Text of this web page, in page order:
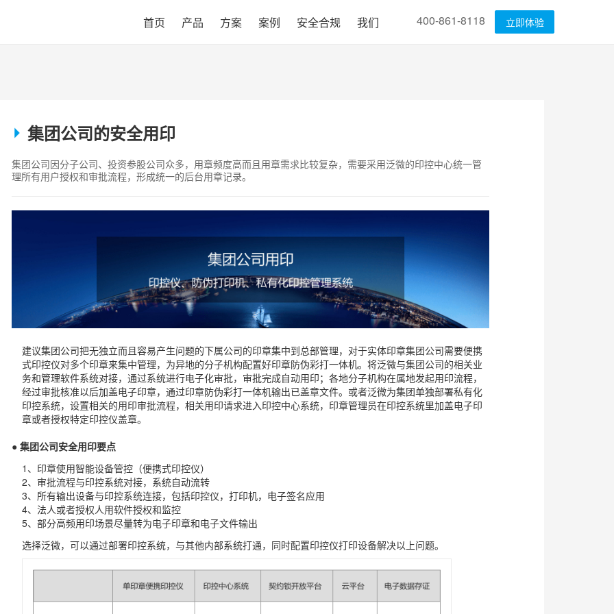
首页 产品 方案 案例 安全合规 我们 400-861-8118 立即体验
集团公司的安全用印
集团公司因分子公司、投资参股公司众多，用章频度高而且用章需求比较复杂，需要采用泛微的印控中心统一管
理所有用户授权和审批流程，形成统一的后台用章记录。
建议集团公司把无独立而且容易产生问题的下属公司的印章集中到总部管理，对于实体印章集团公司需要便携
式印控仪对多个印章来集中管理，为异地的分子机构配置好印章防伪彩打一体机。将泛微与集团公司的相关业
务和管理软件系统对接，通过系统进行电子化审批，审批完成自动用印；各地分子机构在属地发起用印流程，
经过审批核准以后加盖电子印章，通过印章防伪彩打一体机输出已盖章文件。或者泛微为集团单独部署私有化
印控系统，设置相关的用印审批流程，相关用印请求进入印控中心系统，印章管理员在印控系统里加盖电子印
章或者授权特定印控仪盖章。
● 集团公司安全用印要点
1、印章使用智能设备管控（便携式印控仪）
2、审批流程与印控系统对接，系统自动流转
3、所有输出设备与印控系统连接，包括印控仪，打印机，电子签名应用
4、法人或者授权人用软件授权和监控
5、部分高频用印场景尽量转为电子印章和电子文件输出
选择泛微，可以通过部署印控系统，与其他内部系统打通，同时配置印控仪打印设备解决以上问题。